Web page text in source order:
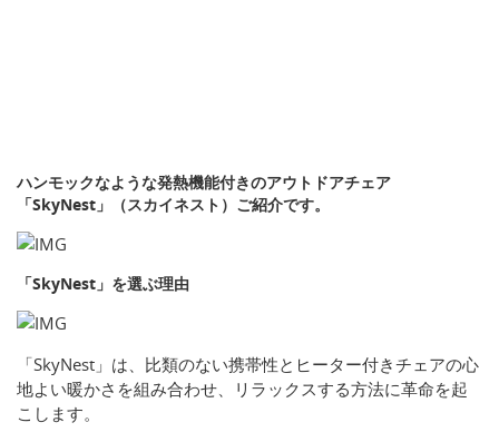
ハンモックなような発熱機能付きのアウトドアチェア
「SkyNest」（スカイネスト）ご紹介です。
「SkyNest」を選ぶ理由
「SkyNest」は、比類のない携帯性とヒーター付きチェアの心
地よい暖かさを組み合わせ、リラックスする方法に革命を起
こします。